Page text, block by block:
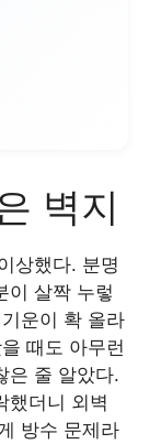
벽지
상했다. 분명
이 살짝 누렇
운이 확 올라
때도 아무런
은 줄 알았다.
했더니 외벽
방수 문제라